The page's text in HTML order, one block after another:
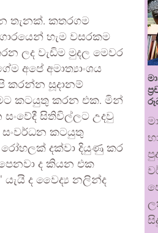
තැනක්. කතරගම
හැම වසරකම
ලද වැඩිම මුදල මෙවර
අපේ අමාත්‍යාංශය
කරන්න සූදානම්
කටයුතු කරන එක. මින්
සිතිවිල්ලට උදවු
සංවර්ධන කටයුතු
දක්වා දියුණු කර
ද කියන එක
ද වෛද්‍ය නලින්ද